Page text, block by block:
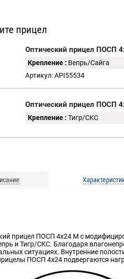
прицел
Оптический прицел ПОСП
Крепление : Вепрь/Сайга
Артикул: API55534
Оптический прицел ПОСП
Крепление : Тигр/СКС
прицел ПОСП 4x24 М с
и Тигр/СКС. Благодаря
ситуациях. Внутренние
ПОСП 4х24 подвергаются